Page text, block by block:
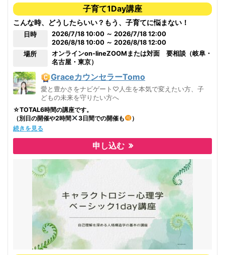
子育て1Day講座
こんな時、どうしたらいい？もう、子育てに悩まない！
日時
2026/7/18 10:00 ～ 2026/7/18 12:00
2026/8/18 10:00 ～ 2026/8/18 12:00
場所
オンラインon-lineZOOMまたは対面 要相談（岐阜・
名古屋・東京）
GraceカウンセラーTomo
愛と豊かさをナビゲート♡人生を本気で変えたい方、子
どもの未来を守りたい方へ
☆TOTAL6時間の講座です。
（別日の開催や2時間
3日間での開催も ）
［不都合な人間関係のパターン］があるとしたら、
子供の頃の［家族との関係性のパターン］が影響しているのです。
お兄さんやお姉さんと
祖父や祖母と
モヤっとした感覚があった方は
【子育てキャラクトロジー】で紐解いてみませんか？
続きを見る
申し込む